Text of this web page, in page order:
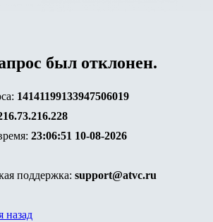
был отклонен.
14141199133947506019
23:06:51 10-08-2026
поддержка: support@atvc.ru
назад